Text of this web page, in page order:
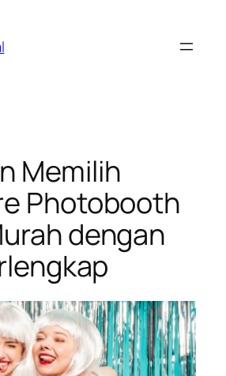
Memilih
Photobooth
dengan